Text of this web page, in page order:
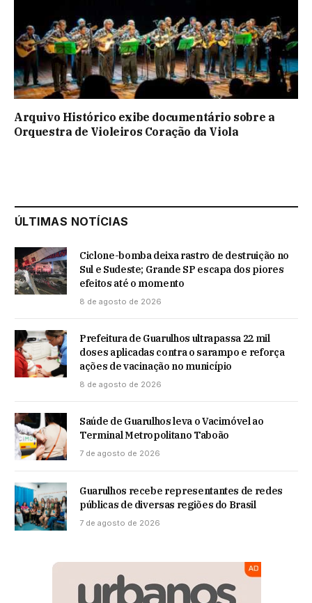
Arquivo Histórico exibe documentário sobre a
Orquestra de Violeiros Coração da Viola
ÚLTIMAS NOTÍCIAS
Ciclone-bomba deixa rastro de destruição no
Sul e Sudeste; Grande SP escapa dos piores
efeitos até o momento
8 de agosto de 2026
Prefeitura de Guarulhos ultrapassa 22 mil
doses aplicadas contra o sarampo e reforça
ações de vacinação no município
8 de agosto de 2026
Saúde de Guarulhos leva o Vacimóvel ao
Terminal Metropolitano Taboão
7 de agosto de 2026
Guarulhos recebe representantes de redes
públicas de diversas regiões do Brasil
7 de agosto de 2026